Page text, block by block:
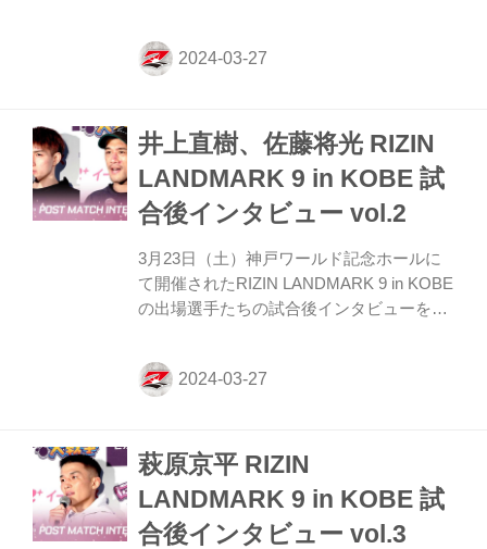
ウザ「タイトルディフェンスしたいから、
（相手は）誰でもいいよ！」 ーー試合後の
た！一生懸命、今回打撃練習したのと、初
めて兄弟がいて、子供がいるからいい感じ
で1RKOで勝てて本当に嬉しいです ーーフ
ィニッシュにつながった右ハイキックは狙
ちろん。私いつもBELLWOOD GYMの怪物
君とよ...
井上直樹、佐藤将光 RIZIN
LANDMARK 9 in KOBE 試
合後インタビュー vol.2
3月23日（土）神戸ワールド記念ホールに
て開催されたRIZIN LANDMARK 9 in KOBE
の出場選手たちの試合後インタビューを公
んの見たいカードがやりたい」 ーー試合後
の率直な感想をお聞かせいただけますか。
藤選手は戦う前のイメージと違うところは
ありましたか？ 井上 まあそうですね。自
分的にイメージしていた感じとは全然違い
ました。最初の立ち上がりとかも後半のほ
萩原京平 RIZIN
LANDMARK 9 in KOBE 試
合後インタビュー vol.3